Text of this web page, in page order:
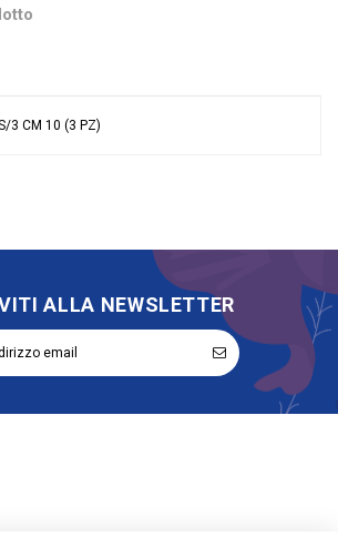
3 CM 10 (3 PZ)
ALLA NEWSLETTER